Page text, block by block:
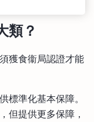
類？
獲食衞局認證才能
標準化基本保障。
但提供更多保障，